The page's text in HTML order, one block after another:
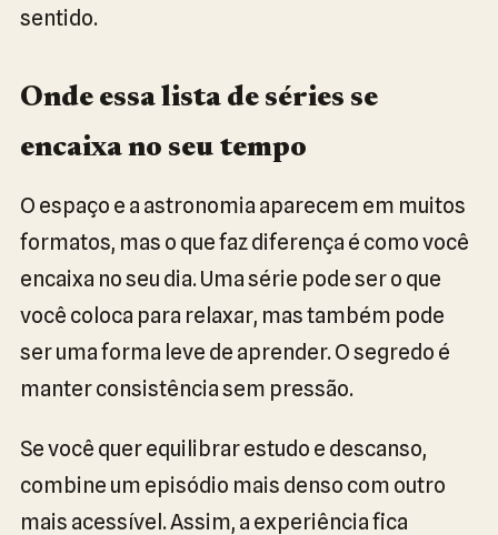
sentido.
Onde essa lista de séries se
encaixa no seu tempo
O espaço e a astronomia aparecem em muitos
formatos, mas o que faz diferença é como você
encaixa no seu dia. Uma série pode ser o que
você coloca para relaxar, mas também pode
ser uma forma leve de aprender. O segredo é
manter consistência sem pressão.
Se você quer equilibrar estudo e descanso,
combine um episódio mais denso com outro
mais acessível. Assim, a experiência fica